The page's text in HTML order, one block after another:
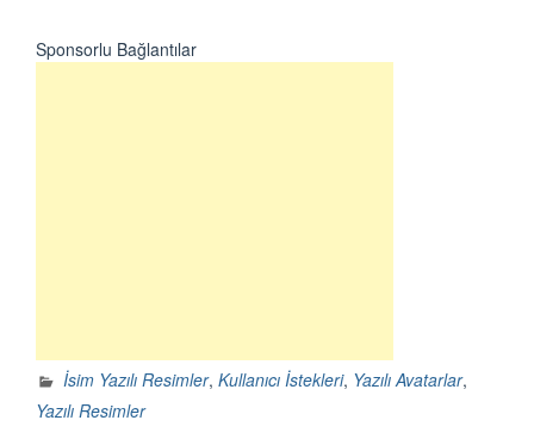
Sponsorlu Bağlantılar
İsim Yazılı Resimler, Kullanıcı İstekleri, Yazılı Avatarlar,
Yazılı Resimler